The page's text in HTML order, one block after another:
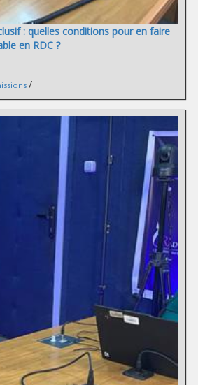
: quelles conditions pour en faire
en RDC ?
/